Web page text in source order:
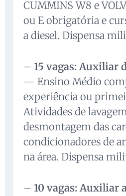
CUMMINS W8 e
ou E obrigatória e
a diesel. Dispensa
– 15 vagas: Auxiliar
— Ensino Médio
experiência ou
Atividades de
desmontagem das
condicionadores de
na área. Dispensa
– 10 vagas: